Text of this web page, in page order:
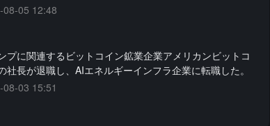
08-05 12:48
プに関連するビットコイン鉱業企業アメリカンビットコ
社長が退職し、AIエネルギーインフラ企業に転職した。
08-03 15:51